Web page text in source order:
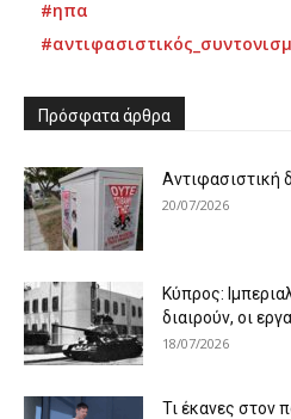
#ηπα
Πρόσφατα άρθρα
Αντιφασιστική
20/07/2026
Κύπρος:
διαιρούν, οι
18/07/2026
Τι έκανες στον